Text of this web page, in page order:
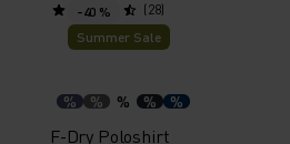
(28)
-40 %
Summer Sale
% % % % %
F-Dry Poloshirt